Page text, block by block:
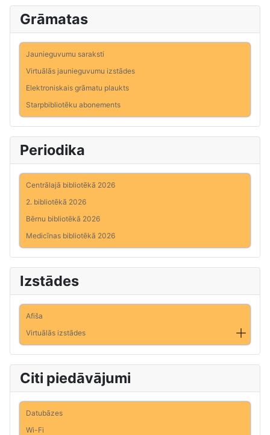
Grāmatas
Jaunieguvumu saraksti
Virtuālās jaunieguvumu izstādes
Elektroniskais grāmatu plaukts
Starpbibliotēku abonements
Periodika
Centrālajā bibliotēkā 2026
2. bibliotēkā 2026
Bērnu bibliotēkā 2026
Medicīnas bibliotēkā 2026
Izstādes
Afiša
Virtuālās izstādes
Citi piedāvājumi
Datubāzes
Wi-Fi